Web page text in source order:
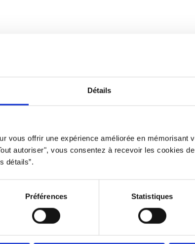
Détails
vous offrir une expérience améliorée en mémorisant
autoriser", vous consentez à recevoir les cookies
détails”.
Préférences Statistiques
qui offre des opportunités équitables à tous. L’usage
privilégié à des fins d’allégement uniquement.
par le